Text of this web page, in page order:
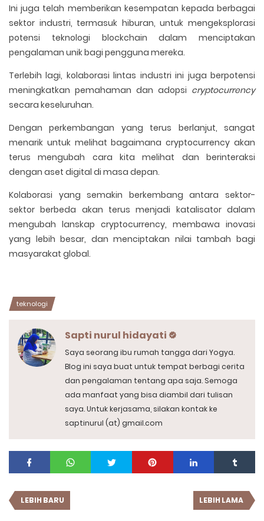
Ini juga telah memberikan kesempatan kepada berbagai
sektor industri, termasuk hiburan, untuk mengeksplorasi
potensi teknologi blockchain dalam menciptakan
pengalaman unik bagi pengguna mereka.
Terlebih lagi, kolaborasi lintas industri ini juga berpotensi
meningkatkan pemahaman dan adopsi cryptocurrency
secara keseluruhan.
Dengan perkembangan yang terus berlanjut, sangat
menarik untuk melihat bagaimana cryptocurrency akan
terus mengubah cara kita melihat dan berinteraksi
dengan aset digital di masa depan.
Kolaborasi yang semakin berkembang antara sektor-
sektor berbeda akan terus menjadi katalisator dalam
mengubah lanskap cryptocurrency, membawa inovasi
yang lebih besar, dan menciptakan nilai tambah bagi
masyarakat global.
teknologi
Sapti nurul hidayati
Saya seorang ibu rumah tangga dari Yogya.
Blog ini saya buat untuk tempat berbagi cerita
dan pengalaman tentang apa saja. Semoga
ada manfaat yang bisa diambil dari tulisan
saya. Untuk kerjasama, silakan kontak ke
saptinurul (at) gmail.com
LEBIH BARU LEBIH LAMA